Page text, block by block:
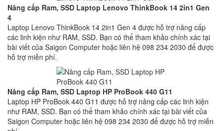
Nâng cấp Ram, SSD Laptop Lenovo ThinkBook 14 2in1 Gen
4
Laptop Lenovo ThinkBook 14 2in1 Gen 4 được hỗ trợ nâng cấp
các linh kiện như RAM, SSD. Bạn có thể tham khảo chính xác tại
bài viết của Saigon Computer hoặc liên hệ 098 234 2030 để được
hỗ trợ miễn phí.
Nâng cấp Ram, SSD Laptop HP ProBook 440 G11
Laptop HP ProBook 440 G11 được hỗ trợ nâng cấp các linh kiện
như RAM, SSD. Bạn có thể tham khảo chính xác tại bài viết của
Saigon Computer hoặc liên hệ 098 234 2030 để được hỗ trợ miễn